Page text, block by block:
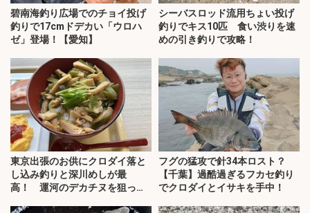
碧南海釣り広場でのチョイ投げ
釣りで17cmドデカい「ウロハ
ゼ」登場！【愛知】
シーバスロッド流用ちょい投げ
釣りでキス10匹 食い渋りを速
めの引き釣りで攻略！
東京出張のお供にクロダイ落と
し込み釣りと深川めしが最
高！ 運河のデカチヌを狙って
フグの猛攻で針34本ロスト？
【千葉】過酷過ぎるフカセ釣り
でクロダイとイサキを手中！